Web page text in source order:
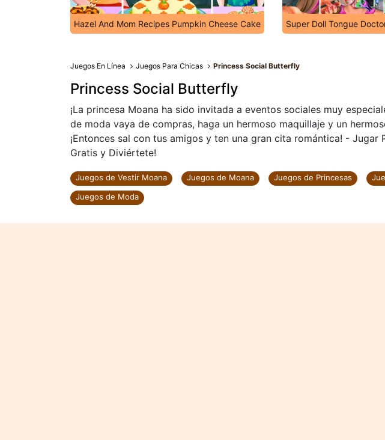
Hazel And Mom Recipes Pumpkin Cheese Cake Super Doll Tongue
Juegos En Línea Juegos Para Chicas Princess Social Butterfly
Princess Social Butterfly
¡La princesa Moana ha sido invitada a eventos sociales muy
de moda vaya de compras, haga un hermoso maquillaje y un
¡Entonces sal con tus amigos y ten una gran cita romántica! - Jugar
Gratis y Diviértete!
Juegos de Vestir Moana Juegos de Moana Juegos de Princesas
Juegos de Moda